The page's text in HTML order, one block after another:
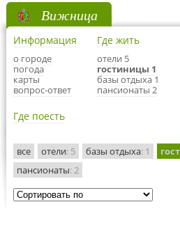
Вижница
Информация
о городе
погода
карты
вопрос-ответ
Где жить
отели 5
гостиницы 1
базы отдыха 1
пансионаты 2
Где поесть
все отели: 5 базы отдыха: 1
пансионаты: 2